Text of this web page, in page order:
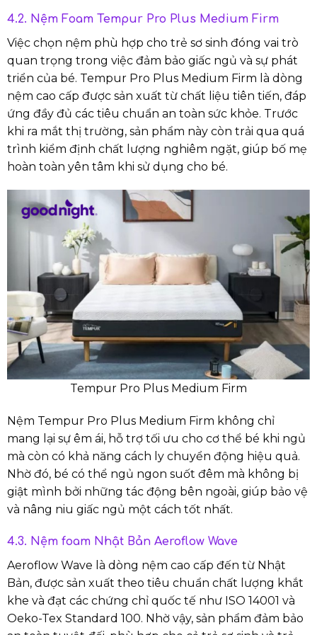
4.2. Nệm Foam Tempur Pro Plus Medium Firm
Việc chọn nệm phù hợp cho trẻ sơ sinh đóng vai trò
quan trọng trong việc đảm bảo giấc ngủ và sự phát
triển của bé. Tempur Pro Plus Medium Firm là dòng
nệm cao cấp được sản xuất từ chất liệu tiên tiến, đáp
ứng đầy đủ các tiêu chuẩn an toàn sức khỏe. Trước
khi ra mắt thị trường, sản phẩm này còn trải qua quá
trình kiểm định chất lượng nghiêm ngặt, giúp bố mẹ
hoàn toàn yên tâm khi sử dụng cho bé.
Tempur Pro Plus Medium Firm
Nệm Tempur Pro Plus Medium Firm không chỉ
mang lại sự êm ái, hỗ trợ tối ưu cho cơ thể bé khi ngủ
mà còn có khả năng cách ly chuyển động hiệu quả.
Nhờ đó, bé có thể ngủ ngon suốt đêm mà không bị
giật mình bởi những tác động bên ngoài, giúp bảo vệ
và nâng niu giấc ngủ một cách tốt nhất.
4.3. Nệm foam Nhật Bản Aeroflow Wave
Aeroflow Wave là dòng nệm cao cấp đến từ Nhật
Bản, được sản xuất theo tiêu chuẩn chất lượng khắt
khe và đạt các chứng chỉ quốc tế như ISO 14001 và
Oeko-Tex Standard 100. Nhờ vậy, sản phẩm đảm bảo